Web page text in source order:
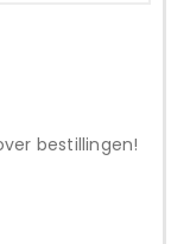
bestillingen!